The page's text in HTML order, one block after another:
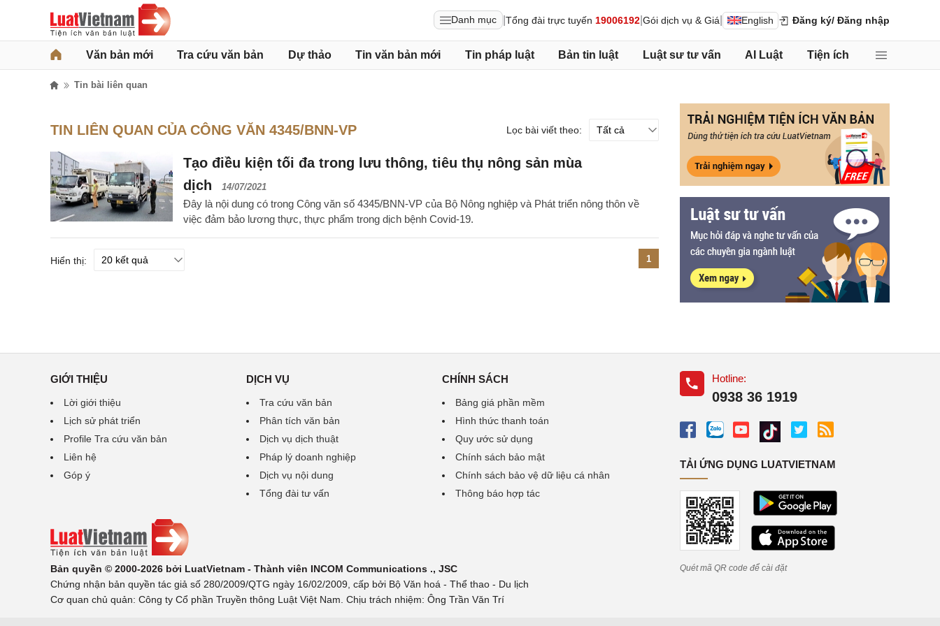
Danh mục Tổng đài trực tuyến 19006192 Gói dịch vụ & Giá English Đăng ký/ Đăng nhập
Văn bản mới Tra cứu văn bản Dự thảo Tin văn bản mới Tin pháp luật Bản tin luật Luật sư tư vấn AI Luật Tiện ích
Tin bài liên quan
TIN LIÊN QUAN CỦA CÔNG VĂN 4345/BNN-VP Lọc bài viết theo:
Tạo điều kiện tối đa trong lưu thông, tiêu thụ nông sản mùa
dịch
14/07/2021
Đây là nội dung có trong Công văn số 4345/BNN-VP của Bộ Nông nghiệp và Phát triển nông thôn về
việc đảm bảo lương thực, thực phẩm trong dịch bệnh Covid-19.
Hiển thị: 1
GIỚI THIỆU
Lời giới thiệu
Lịch sử phát triển
Profile Tra cứu văn bản
Liên hệ
Góp ý
DỊCH VỤ
Tra cứu văn bản
Phân tích văn bản
Dịch vụ dịch thuật
Pháp lý doanh nghiệp
Dịch vụ nội dung
Tổng đài tư vấn
CHÍNH SÁCH
Bảng giá phần mềm
Hình thức thanh toán
Quy ước sử dụng
Chính sách bảo mật
Chính sách bảo vệ dữ liệu cá nhân
Thông báo hợp tác
Bản quyền © 2000-2026 bởi LuatVietnam - Thành viên INCOM Communications ., JSC
Chứng nhận bản quyền tác giả số 280/2009/QTG ngày 16/02/2009, cấp bởi Bộ Văn hoá - Thể thao - Du lịch
Cơ quan chủ quản: Công ty Cổ phần Truyền thông Luật Việt Nam. Chịu trách nhiệm: Ông Trần Văn Trí
Hotline:
0938 36 1919
TẢI ỨNG DỤNG LUATVIETNAM
Quét mã QR code để cài đặt